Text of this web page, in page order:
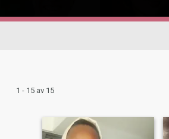
1 - 15 av 15